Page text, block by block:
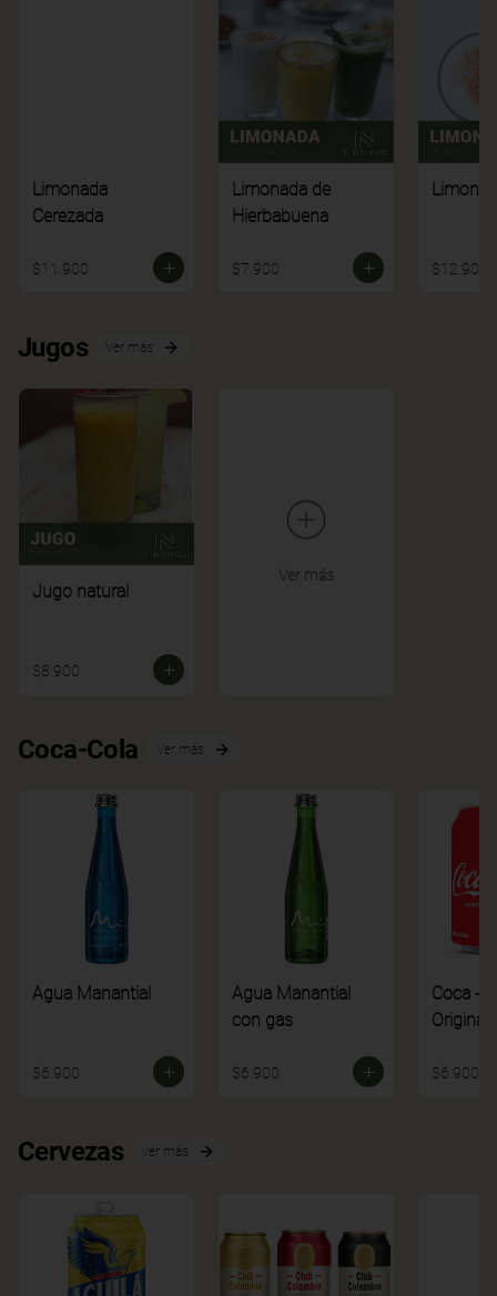
Limonada
Cerezada
$11.900
Limonada de
Hierbabuena
$7.900 $12.900
Jugos Ver más
Jugo natural
$8.900
Ver más
Coca-Cola Ver más
Agua Manantial
$6.900
Agua Manantial
con gas
$6.900
Coca -
Original
$6.900
Cervezas Ver más